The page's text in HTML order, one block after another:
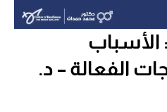
الأسباب
الفعالة – د.